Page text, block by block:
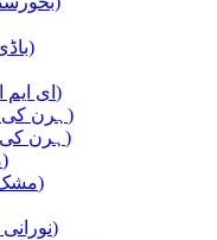
Body Sprays (باڈی سپرے)
EMF Meter (ای ایم ایف میٹر)
Hiran Ki Jhilli (ہرن کی جھلی)
Hiran Ki Khal (ہرن کی کھال)
Miscellanious (متفرق)
Mushk-e-Nafa (مشک نافہ)
Nurani Payalay (نورانی پیالے)